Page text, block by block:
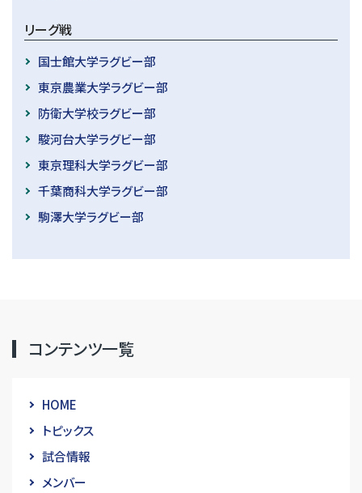
リーグ戦
国士館大学ラグビー部
東京農業大学ラグビー部
防衛大学校ラグビー部
駿河台大学ラグビー部
東京理科大学ラグビー部
千葉商科大学ラグビー部
駒澤大学ラグビー部
コンテンツ一覧
HOME
トピックス
試合情報
メンバー